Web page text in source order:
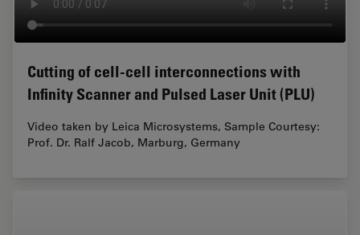
Cutting of cell-cell interconnections with
Infinity Scanner and Pulsed Laser Unit (PLU)
Video taken by Leica Microsystems, Sample Courtesy:
Prof. Dr. Ralf Jacob, Marburg, Germany